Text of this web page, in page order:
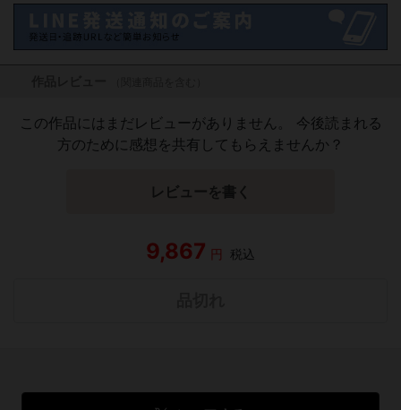
この作品にはまだレビューがありません。 今後読まれる
方のために感想を共有してもらえませんか？
レビューを書く
9,867 円 税込